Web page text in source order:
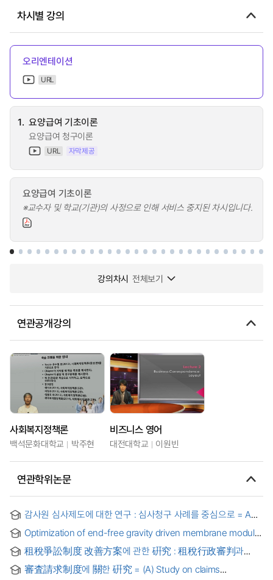
차시별 강의
오리엔테이션
URL
1. 요양급여 기초이론
요양급여 청구이론
URL 자막제공
요양급여 기초이론
※교수자 및 학교(기관)의 사정으로 인해 서비스 중지된 차시입니다.
강의차시 전체보기
연관공개강의
사회복지정책론
백석문화대학교 박주현
비즈니스 영어
대전대학교 이원빈
연관학위논문
감사원 심사제도에 대한 연구 : 심사청구 사례를 중심으로 = A
Studies -
Optimization of end-free gravity driven membrane module
and cleaning for drinking water treatment
租稅爭訟制度 改善方案에 관한 硏究 : 租稅行政審判과
租稅訴訟代理制度를 中心으로
審査請求制度에 關한 硏究 = (A) Study on claims